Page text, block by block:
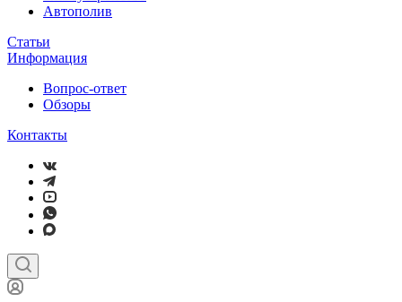
Автополив
Статьи
Информация
Вопрос-ответ
Обзоры
Контакты